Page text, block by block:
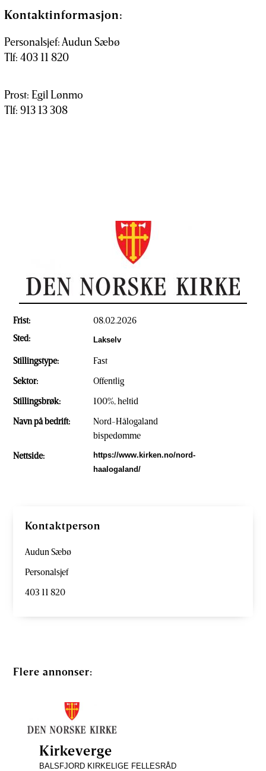
Kontaktinformasjon:
Personalsjef: Audun Sæbø
Tlf: 403 11 820
Prost: Egil Lønmo
Tlf: 913 13 308
Frist:
08.02.2026
Sted:
Lakselv
Stillingstype:
Fast
Sektor:
Offentlig
Stillingsbrøk:
100%, heltid
Navn på bedrift:
Nord-Hålogaland
bispedømme
Nettside:
https://www.kirken.no/nord-
haalogaland/
Kontaktperson
Audun Sæbø
Personalsjef
403 11 820
Flere annonser:
Kirkeverge
BALSFJORD KIRKELIGE FELLESRÅD